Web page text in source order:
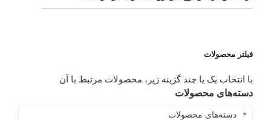
فیلتر محصولات
با انتخاب یک یا چند گزینه زیر، محصولات مرتبط با آن
دسته‌های محصولات
دسته‌های محصولات